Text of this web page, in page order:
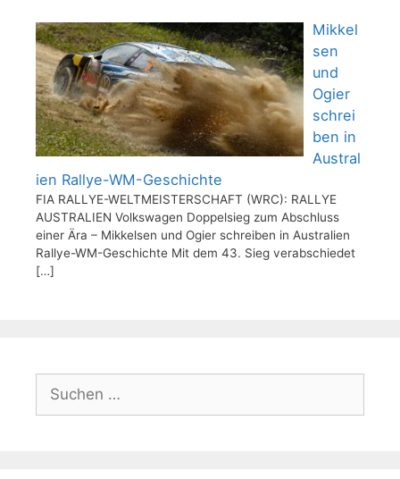
Mikkel
sen
und
Ogier
schrei
ben in
Austral
ien Rallye-WM-Geschichte
FIA RALLYE-WELTMEISTERSCHAFT (WRC): RALLYE
AUSTRALIEN Volkswagen Doppelsieg zum Abschluss
einer Ära – Mikkelsen und Ogier schreiben in Australien
Rallye-WM-Geschichte Mit dem 43. Sieg verabschiedet
[…]
nach: